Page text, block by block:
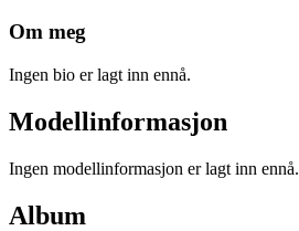
Om meg
Ingen bio er lagt inn ennå.
Modellinformasjon
Ingen modellinformasjon er lagt inn ennå.
Album